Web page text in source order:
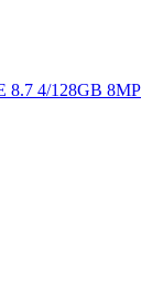
8.7 4/128GB 8MP